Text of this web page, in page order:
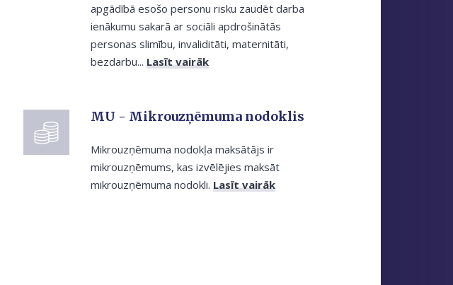
apgādībā esošo personu risku zaudēt darba
ienākumu sakarā ar sociāli apdrošinātās
personas slimību, invaliditāti, maternitāti,
bezdarbu... Lasīt vairāk
MU - Mikrouzņēmuma nodoklis
Mikrouzņēmuma nodokļa maksātājs ir
mikrouzņēmums, kas izvēlējies maksāt
mikrouzņēmuma nodokli. Lasīt vairāk